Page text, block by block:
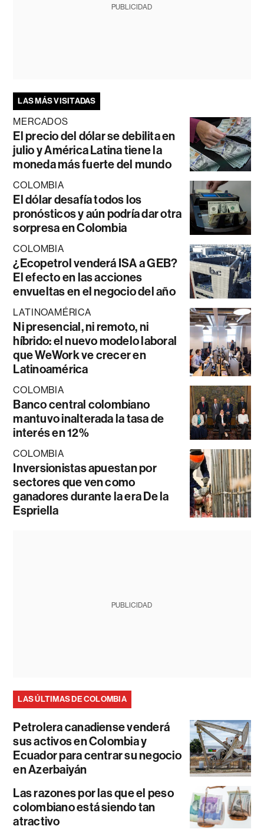
PUBLICIDAD
LAS MÁS VISITADAS
MERCADOS
El precio del dólar se debilita en
julio y América Latina tiene la
moneda más fuerte del mundo
COLOMBIA
El dólar desafía todos los
pronósticos y aún podría dar otra
sorpresa en Colombia
COLOMBIA
¿Ecopetrol venderá ISA a GEB?
El efecto en las acciones
envueltas en el negocio del año
LATINOAMÉRICA
Ni presencial, ni remoto, ni
híbrido: el nuevo modelo laboral
que WeWork ve crecer en
Latinoamérica
COLOMBIA
Banco central colombiano
mantuvo inalterada la tasa de
interés en 12%
COLOMBIA
Inversionistas apuestan por
sectores que ven como
ganadores durante la era De la
Espriella
PUBLICIDAD
LAS ÚLTIMAS DE COLOMBIA
Petrolera canadiense venderá
sus activos en Colombia y
Ecuador para centrar su negocio
en Azerbaiyán
Las razones por las que el peso
colombiano está siendo tan
atractivo